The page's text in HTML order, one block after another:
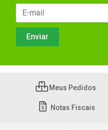
Meus Pedidos
Notas Fiscais